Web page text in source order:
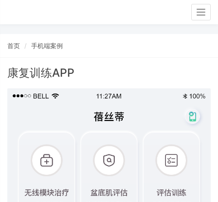
首页 手机端案例
康复训练APP